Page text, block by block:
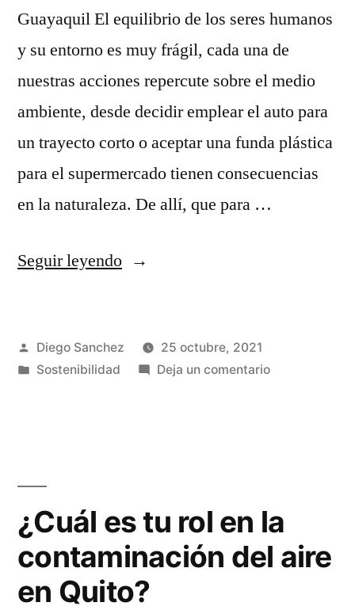
Guayaquil El equilibrio de los seres humanos
y su entorno es muy frágil, cada una de
nuestras acciones repercute sobre el medio
ambiente, desde decidir emplear el auto para
un trayecto corto o aceptar una funda plástica
para el supermercado tienen consecuencias
en la naturaleza. De allí, que para …
Seguir leyendo
Diego Sanchez
25 octubre, 2021
Sostenibilidad
Deja un comentario
¿Cuál es tu rol en la
contaminación del aire
en Quito?